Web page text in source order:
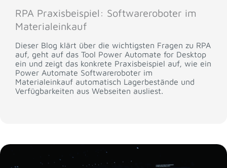
RPA Praxisbeispiel: Softwareroboter im
Materialeinkauf
Dieser Blog klärt über die wichtigsten Fragen zu RPA
auf, geht auf das Tool Power Automate for Desktop
ein und zeigt das konkrete Praxisbeispiel auf, wie ein
Power Automate Softwareroboter im
Materialeinkauf automatisch Lagerbestände und
Verfügbarkeiten aus Webseiten ausliest.